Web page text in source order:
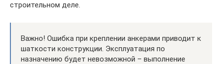
строительном деле.
Важно! Ошибка при креплении анкерами приводит к
шаткости конструкции. Эксплуатация по
назначению будет невозможной – выполнение